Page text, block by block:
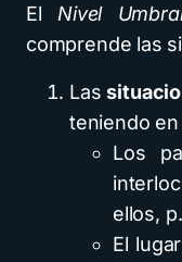
El Nivel
comprende las
Las
teniendo
Los
ellos,
El